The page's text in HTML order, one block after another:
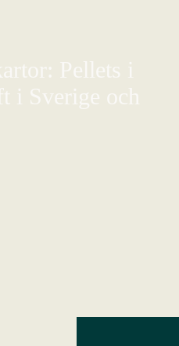
Pellets i
i Sverige och